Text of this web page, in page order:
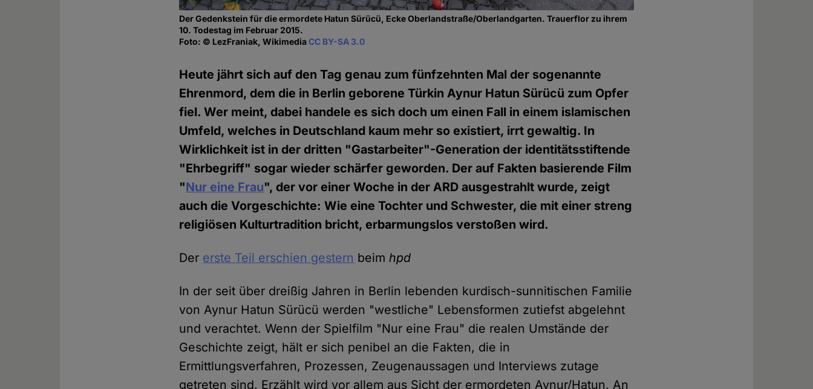
Der Gedenkstein für die ermordete Hatun Sürücü, Ecke Oberlandstraße/Oberlandgarten. Trauerflor zu ihrem
10. Todestag im Februar 2015.
Foto: © LezFraniak, WikimediaCC BY-SA 3.0
Heute jährt sich auf den Tag genau zum fünfzehnten Mal der sogenannte
Ehrenmord, dem die in Berlin geborene Türkin Aynur Hatun Sürücü zum Opfer
fiel. Wer meint, dabei handele es sich doch um einen Fall in einem islamischen
Umfeld, welches in Deutschland kaum mehr so existiert, irrt gewaltig. In
Wirklichkeit ist in der dritten "Gastarbeiter"-Generation der identitätsstiftende
"Ehrbegriff" sogar wieder schärfer geworden. Der auf Fakten basierende Film
"Nur eine Frau", der vor einer Woche in der ARD ausgestrahlt wurde, zeigt
auch die Vorgeschichte: Wie eine Tochter und Schwester, die mit einer streng
religiösen Kulturtradition bricht, erbarmungslos verstoßen wird.
Der erste Teil erschien gestern beimhpd
In der seit über dreißig Jahren in Berlin lebenden kurdisch-sunnitischen Familie
von Aynur Hatun Sürücü werden "westliche" Lebensformen zutiefst abgelehnt
und verachtet. Wenn der Spielfilm "Nur eine Frau" die realen Umstände der
Geschichte zeigt, hält er sich penibel an die Fakten, die in
Ermittlungsverfahren, Prozessen, Zeugenaussagen und Interviews zutage
getreten sind. Erzählt wird vor allem aus Sicht der ermordeten Aynur/Hatun. An